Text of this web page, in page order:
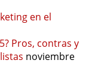
en el
Pros, contras y
noviembre